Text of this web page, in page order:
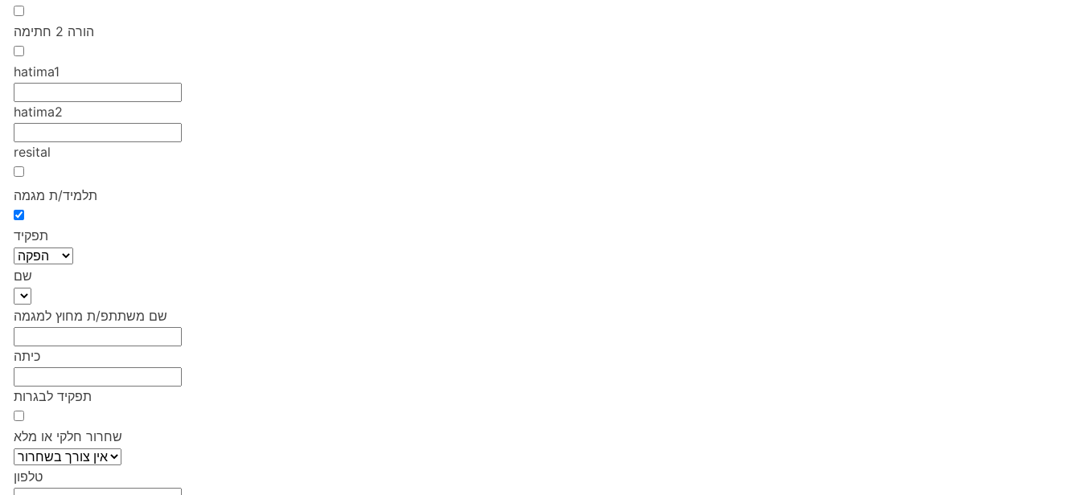
הורה 2 חתימה
hatima1
hatima2
resital
תלמיד/ת מגמה
תפקיד
שם
שם משתתפ/ת מחוץ למגמה
כיתה
תפקיד לבגרות
שחרור חלקי או מלא
טלפון